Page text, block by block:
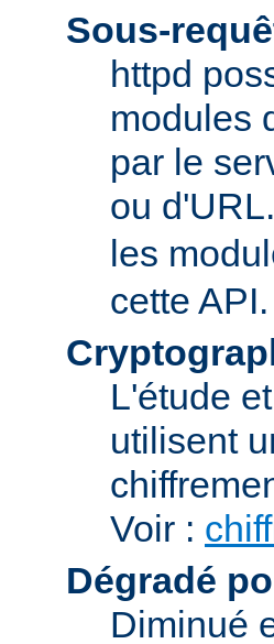
Sous-
httpd
modules
par le
ou
les
cette API.
L'étude
utilisent
Voir :
Dégradé
Diminué